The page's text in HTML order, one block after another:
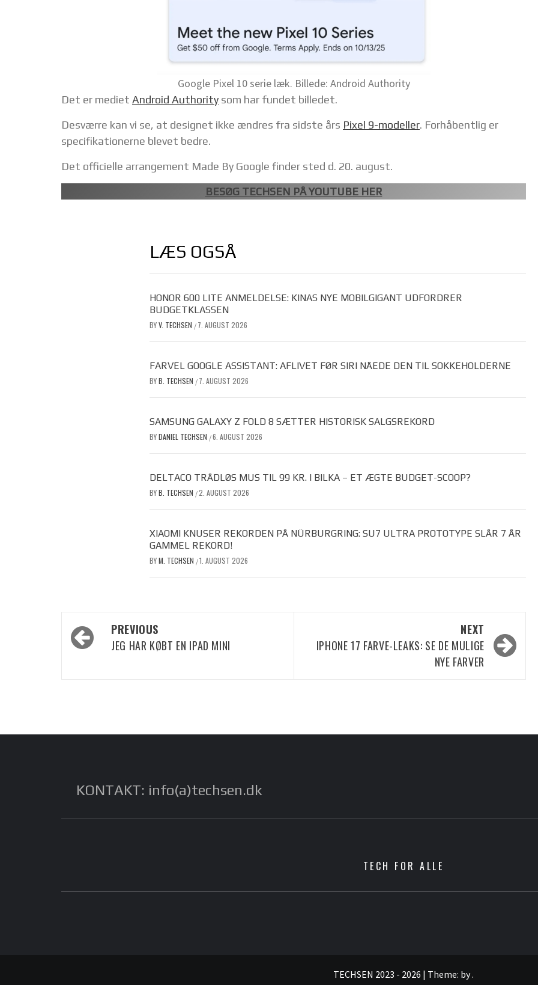
Google Pixel 10 serie læk. Billede: Android Authority
Det er mediet Android Authority som har fundet billedet.
Desværre kan vi se, at designet ikke ændres fra sidste års Pixel 9-modeller. Forhåbentlig er
specifikationerne blevet bedre.
Det officielle arrangement Made By Google finder sted d. 20. august.
BESØG TECHSEN PÅ YOUTUBE HER
LÆS OGSÅ
HONOR 600 LITE ANMELDELSE: KINAS NYE MOBILGIGANT UDFORDRER
BUDGETKLASSEN
BYV. TECHSEN / 7. AUGUST 2026
FARVEL GOOGLE ASSISTANT: AFLIVET FØR SIRI NÅEDE DEN TIL SOKKEHOLDERNE
BYB. TECHSEN / 7. AUGUST 2026
SAMSUNG GALAXY Z FOLD 8 SÆTTER HISTORISK SALGSREKORD
BYDANIEL TECHSEN /6. AUGUST 2026
DELTACO TRÅDLØS MUS TIL 99 KR. I BILKA – ET ÆGTE BUDGET-SCOOP?
BYB. TECHSEN /2. AUGUST 2026
XIAOMI KNUSER REKORDEN PÅ NÜRBURGRING: SU7 ULTRA PROTOTYPE SLÅR 7 ÅR
GAMMEL REKORD!
BYM. TECHSEN /1. AUGUST 2026
Post
navigation
PREVIOUS
JEG HAR KØBT EN IPAD MINI
NEXT
IPHONE 17 FARVE-LEAKS: SE DE MULIGE
NYE FARVER
KONTAKT: info(a)techsen.dk
TECH FOR ALLE
TECHSEN 2023 - 2026 | Theme: by.